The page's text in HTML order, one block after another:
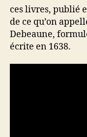
ces livres, publié
de ce qu’on
Debeaune,
écrite en 1638.